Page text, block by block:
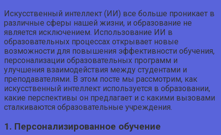
Искусственный интеллект (ИИ) все больше проникает в
различные сферы нашей жизни, и образование не
является исключением. Использование ИИ в
образовательных процессах открывает новые
возможности для повышения эффективности обучения,
персонализации образовательных программ и
улучшения взаимодействия между студентами и
преподавателями. В этом посте мы рассмотрим, как
искусственный интеллект используется в образовании,
какие перспективы он предлагает и с какими вызовами
сталкиваются образовательные учреждения.
1. Персонализированное обучение